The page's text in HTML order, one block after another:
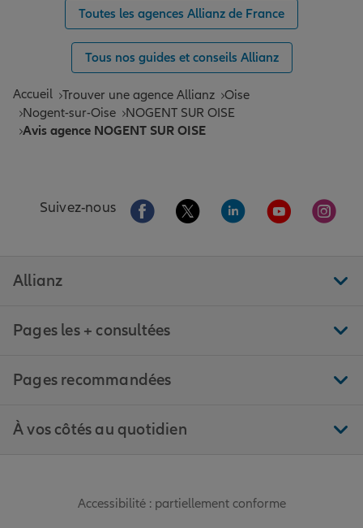
Toutes les agences Allianz de France
Tous nos guides et conseils Allianz
Accueil Trouver une agence Allianz Oise
Nogent-sur-Oise
NOGENT SUR OISE
Avis agence NOGENT SUR OISE
Suivez-nous Aller sur la page Facebook de Allianz
Aller sur la page Twitter de
Aller sur la page
Aller sur la
Aller
Allianz
Pages les + consultées
Pages recommandées
À vos côtés au quotidien
Accessibilité : partiellement conforme